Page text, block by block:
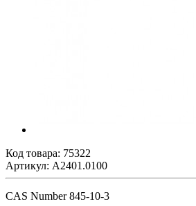
Код товара: 75322
Артикул: A2401.0100
CAS Number 845-10-3